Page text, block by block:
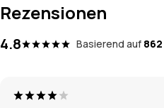
Rezensionen
4.8 Basierend auf